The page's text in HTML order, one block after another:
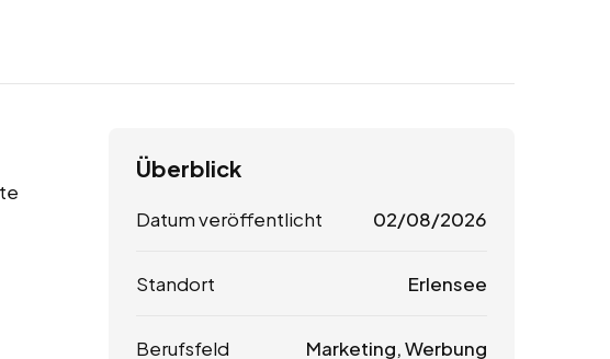
Überblick
Datum veröffentlicht 02/08/2026
Standort Erlensee
Berufsfeld Marketing, Werbung